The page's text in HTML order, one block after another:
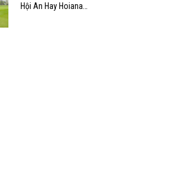
Hội An Hay Hoiana